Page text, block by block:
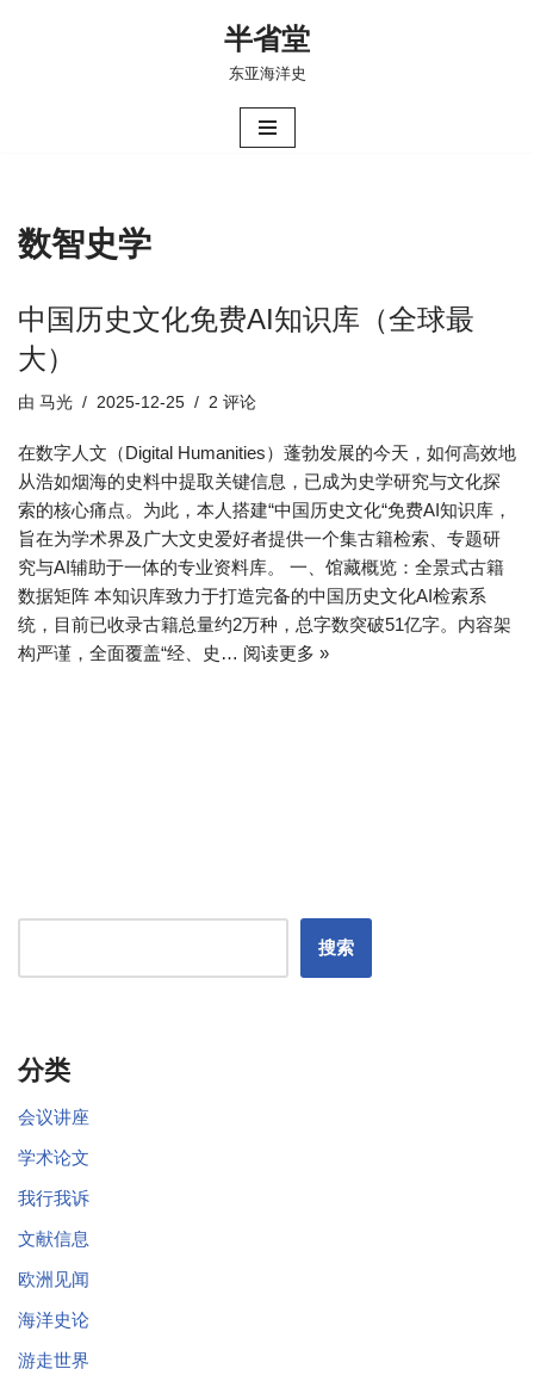
半省堂
东亚海洋史
数智史学
中国历史文化免费AI知识库（全球最
大）
由 马光 2025-12-25 2 评论
在数字人文（Digital Humanities）蓬勃发展的今天，如何高效地
从浩如烟海的史料中提取关键信息，已成为史学研究与文化探
索的核心痛点。为此，本人搭建“中国历史文化“免费AI知识库，
旨在为学术界及广大文史爱好者提供一个集古籍检索、专题研
究与AI辅助于一体的专业资料库。 一、馆藏概览：全景式古籍
数据矩阵 本知识库致力于打造完备的中国历史文化AI检索系
统，目前已收录古籍总量约2万种，总字数突破51亿字。内容架
构严谨，全面覆盖“经、史… 阅读更多 »
搜索
分类
会议讲座
学术论文
我行我诉
文献信息
欧洲见闻
海洋史论
游走世界